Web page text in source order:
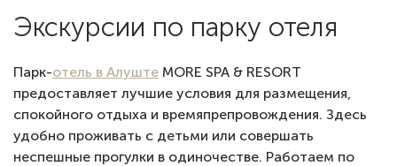
Экскурсии по парку отеля
Парк-отель в Алуште MORE SPA & RESORT
предоставляет лучшие условия для размещения,
спокойного отдыха и времяпрепровождения. Здесь
удобно проживать с детьми или совершать
неспешные прогулки в одиночестве. Работаем по